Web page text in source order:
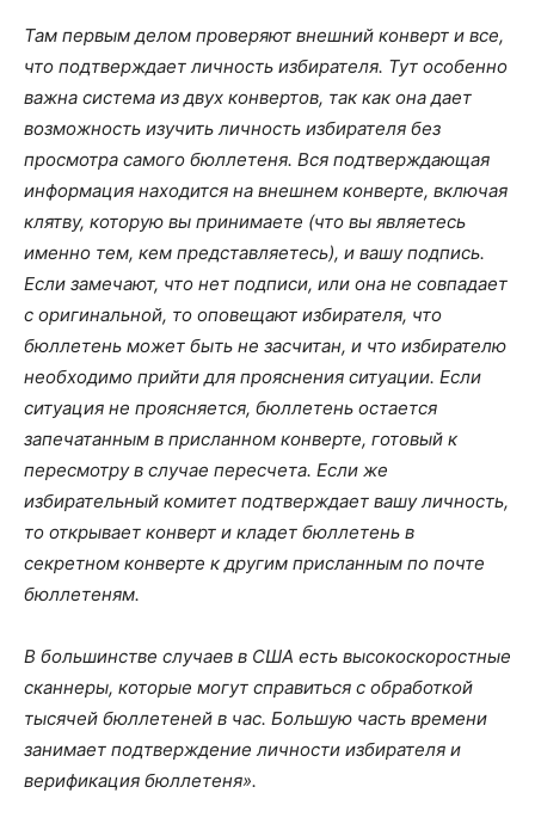
Там первым делом проверяют внешний конверт и все,
что подтверждает личность избирателя. Тут особенно
важна система из двух конвертов, так как она дает
возможность изучить личность избирателя без
просмотра самого бюллетеня. Вся подтверждающая
информация находится на внешнем конверте, включая
клятву, которую вы принимаете (что вы являетесь
именно тем, кем представляетесь), и вашу подпись.
Если замечают, что нет подписи, или она не совпадает
с оригинальной, то оповещают избирателя, что
бюллетень может быть не засчитан, и что избирателю
необходимо прийти для прояснения ситуации. Если
ситуация не проясняется, бюллетень остается
запечатанным в присланном конверте, готовый к
пересмотру в случае пересчета. Если же
избирательный комитет подтверждает вашу личность,
то открывает конверт и кладет бюллетень в
секретном конверте к другим присланным по почте
бюллетеням.
В большинстве случаев в США есть высокоскоростные
сканнеры, которые могут справиться с обработкой
тысячей бюллетеней в час. Большую часть времени
занимает подтверждение личности избирателя и
верификация бюллетеня».